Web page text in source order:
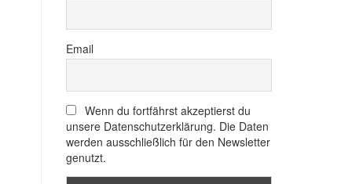
Email
Wenn du fortfährst akzeptierst du
unsere Datenschutzerklärung. Die Daten
werden ausschließlich für den Newsletter
genutzt.